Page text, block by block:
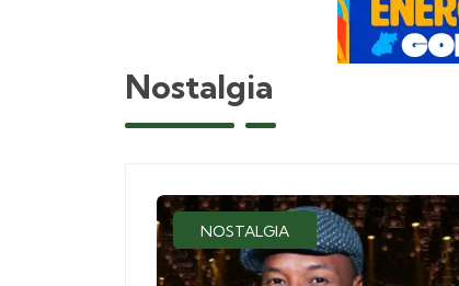
Nostalgia
NOSTALGIA